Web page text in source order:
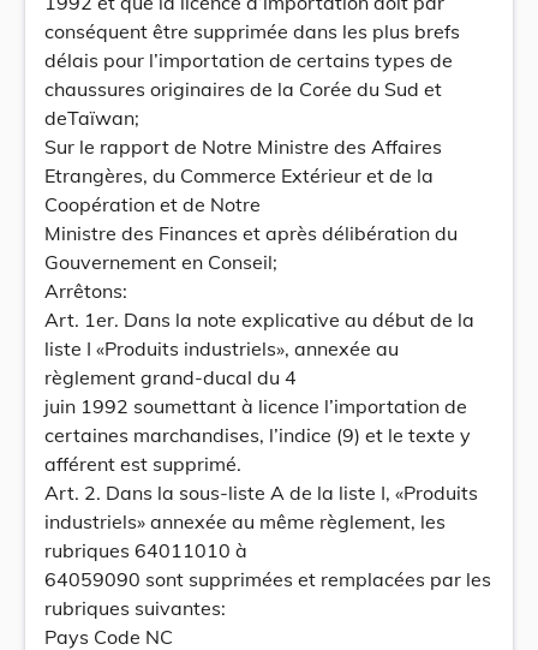
conséquent être supprimée dans les plus brefs
délais pour l’importation de certains types de
chaussures originaires de la Corée du Sud et
deTaïwan;
Sur le rapport de Notre Ministre des Affaires
Etrangères, du Commerce Extérieur et de la
Coopération et de Notre
Ministre des Finances et après délibération du
Gouvernement en Conseil;
Arrêtons:
Art. 1er. Dans la note explicative au début de la
liste I «Produits industriels», annexée au
règlement grand-ducal du 4
juin 1992 soumettant à licence l’importation de
certaines marchandises, l’indice (9) et le texte y
afférent est supprimé.
Art. 2. Dans la sous-liste A de la liste I, «Produits
industriels» annexée au même règlement, les
rubriques 64011010 à
64059090 sont supprimées et remplacées par les
rubriques suivantes:
Pays Code NC